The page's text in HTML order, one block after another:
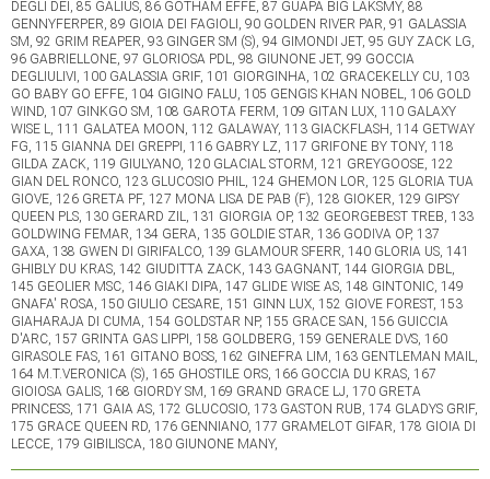
DEGLI DEI, 85 GALIUS, 86 GOTHAM EFFE, 87 GUAPA BIG LAKSMY, 88
GENNYFERPER, 89 GIOIA DEI FAGIOLI, 90 GOLDEN RIVER PAR, 91 GALASSIA
SM, 92 GRIM REAPER, 93 GINGER SM (S), 94 GIMONDI JET, 95 GUY ZACK LG,
96 GABRIELLONE, 97 GLORIOSA PDL, 98 GIUNONE JET, 99 GOCCIA
DEGLIULIVI, 100 GALASSIA GRIF, 101 GIORGINHA, 102 GRACEKELLY CU, 103
GO BABY GO EFFE, 104 GIGINO FALU, 105 GENGIS KHAN NOBEL, 106 GOLD
WIND, 107 GINKGO SM, 108 GAROTA FERM, 109 GITAN LUX, 110 GALAXY
WISE L, 111 GALATEA MOON, 112 GALAWAY, 113 GIACKFLASH, 114 GETWAY
FG, 115 GIANNA DEI GREPPI, 116 GABRY LZ, 117 GRIFONE BY TONY, 118
GILDA ZACK, 119 GIULYANO, 120 GLACIAL STORM, 121 GREYGOOSE, 122
GIAN DEL RONCO, 123 GLUCOSIO PHIL, 124 GHEMON LOR, 125 GLORIA TUA
GIOVE, 126 GRETA PF, 127 MONA LISA DE PAB (F), 128 GIOKER, 129 GIPSY
QUEEN PLS, 130 GERARD ZIL, 131 GIORGIA OP, 132 GEORGEBEST TREB, 133
GOLDWING FEMAR, 134 GERA, 135 GOLDIE STAR, 136 GODIVA OP, 137
GAXA, 138 GWEN DI GIRIFALCO, 139 GLAMOUR SFERR, 140 GLORIA US, 141
GHIBLY DU KRAS, 142 GIUDITTA ZACK, 143 GAGNANT, 144 GIORGIA DBL,
145 GEOLIER MSC, 146 GIAKI DIPA, 147 GLIDE WISE AS, 148 GINTONIC, 149
GNAFA' ROSA, 150 GIULIO CESARE, 151 GINN LUX, 152 GIOVE FOREST, 153
GIAHARAJA DI CUMA, 154 GOLDSTAR NP, 155 GRACE SAN, 156 GUICCIA
D'ARC, 157 GRINTA GAS LIPPI, 158 GOLDBERG, 159 GENERALE DVS, 160
GIRASOLE FAS, 161 GITANO BOSS, 162 GINEFRA LIM, 163 GENTLEMAN MAIL,
164 M.T.VERONICA (S), 165 GHOSTILE ORS, 166 GOCCIA DU KRAS, 167
GIOIOSA GALIS, 168 GIORDY SM, 169 GRAND GRACE LJ, 170 GRETA
PRINCESS, 171 GAIA AS, 172 GLUCOSIO, 173 GASTON RUB, 174 GLADYS GRIF,
175 GRACE QUEEN RD, 176 GENNIANO, 177 GRAMELOT GIFAR, 178 GIOIA DI
LECCE, 179 GIBILISCA, 180 GIUNONE MANY,